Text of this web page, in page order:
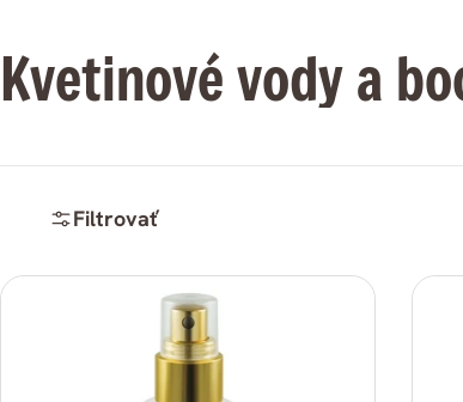
K
t
g
Kvetinové vody a
Filtrovať